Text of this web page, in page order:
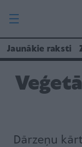
Jaunākie raksti
Dārzeņu